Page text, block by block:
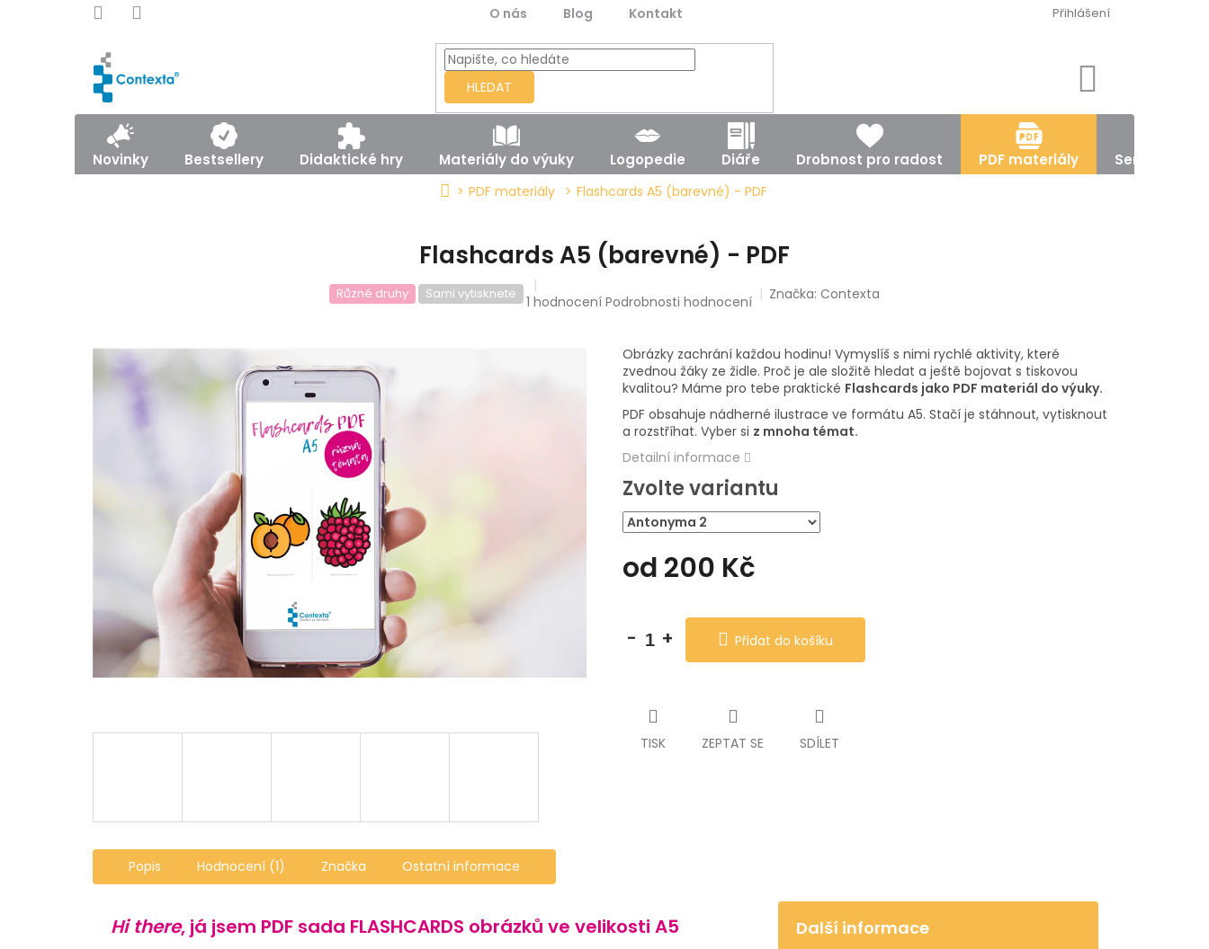
O nás Blog Kontakt Přihlášení
HLEDAT
Novinky Bestsellery Didaktické hry Materiály do výuky Logopedie Diáře Drobnost pro radost PDF materiály Semináře,
DomůPDF materiály Flashcards A5 (barevné) - PDF
Flashcards A5 (barevné) - PDF
Různé druhy Sami vytisknete
Průměrné
1 hodnocení Podrobnosti hodnocení Značka:Contexta
od 200 Kč
Zvolte variantu
Přidat do košíku
Obrázky zachrání každou hodinu! Vymyslíš s nimi rychlé aktivity, které
zvednou žáky ze židle. Proč je ale složitě hledat a ještě bojovat s tiskovou
kvalitou? Máme pro tebe praktické Flashcards jako PDF materiál do výuky.
PDF obsahuje nádherné ilustrace ve formátu A5. Stačí je stáhnout, vytisknout
a rozstříhat. Vyber si z mnoha témat.
Detailní informace
TISK ZEPTAT SE SDÍLET
Popis Hodnocení (1) Značka Ostatní informace
Hi there, já jsem PDF sada FLASHCARDS obrázků ve velikosti A5 Další informace